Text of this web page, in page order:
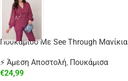
Πουκάμισο Με See Through Μανίκια
⚡ Άμεση Αποστολή, Πουκάμισα
€24,99